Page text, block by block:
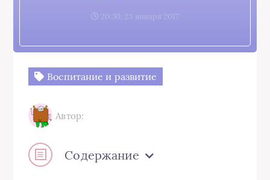
20:30, 23 января 2017
Воспитание и развитие
Автор:
Содержание